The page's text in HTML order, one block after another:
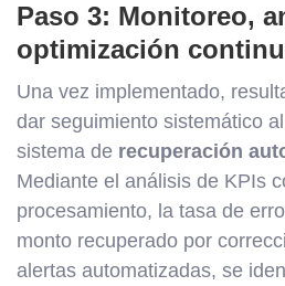
Paso 3: Monitoreo,
optimización
Una vez implementado,
dar seguimiento sistemático
sistema de recuperación
Mediante el análisis de KPIs
procesamiento, la tasa de
monto recuperado por
alertas automatizadas, se